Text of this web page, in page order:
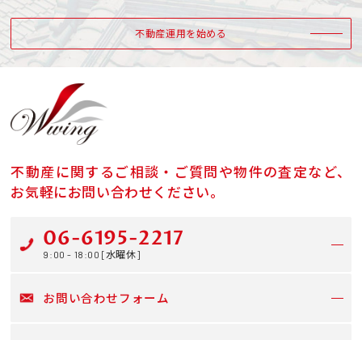
不動産運用を始める
不動産に関するご相談・ご質問や物件の査定など、
お気軽にお問い合わせください。
06-6195-2217
9:00 - 18:00 [水曜休]
お問い合わせフォーム